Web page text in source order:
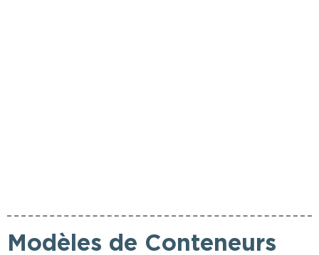
Modèles de Conteneurs